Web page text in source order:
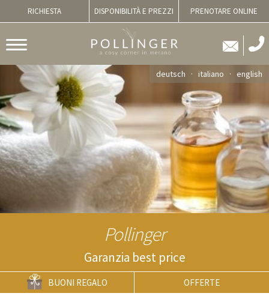
RICHIESTA DISPONIBILITÀ E PREZZI PRENOTARE ONLINE
deutsch italiano english
Pollinger
Garanzia best price
BUONI REGALO OFFERTE